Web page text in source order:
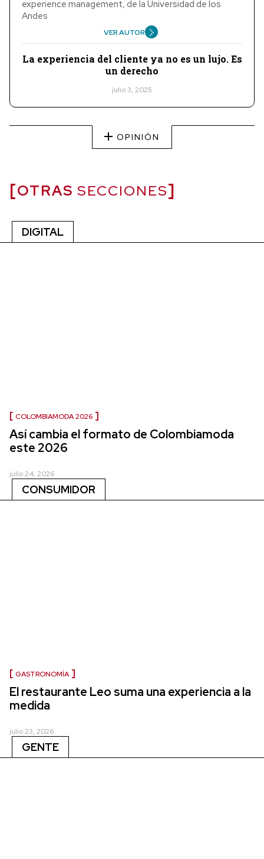
experience management, de la Universidad de los
Andes
VER AUTOR
La experiencia del cliente ya no es un lujo. Es
un derecho
julio 3, 2025
OPINIÓN
OTRAS SECCIONES
DIGITAL
COLOMBIAMODA 2026
Así cambia el formato de Colombiamoda
este 2026
julio 24, 2026
CONSUMIDOR
GASTRONOMÍA
El restaurante Leo suma una experiencia a la
medida
julio 23, 2026
GENTE